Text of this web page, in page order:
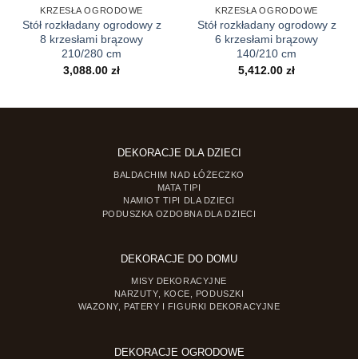
KRZESŁA OGRODOWE
Stół rozkładany ogrodowy z
8 krzesłami brązowy
210/280 cm
3,088.00 zł
KRZESŁA OGRODOWE
Stół rozkładany ogrodowy z
6 krzesłami brązowy
140/210 cm
5,412.00 zł
DEKORACJE DLA DZIECI
BALDACHIM NAD ŁÓŻECZKO
MATA TIPI
NAMIOT TIPI DLA DZIECI
PODUSZKA OZDOBNA DLA DZIECI
DEKORACJE DO DOMU
MISY DEKORACYJNE
NARZUTY, KOCE, PODUSZKI
WAZONY, PATERY I FIGURKI DEKORACYJNE
DEKORACJE OGRODOWE